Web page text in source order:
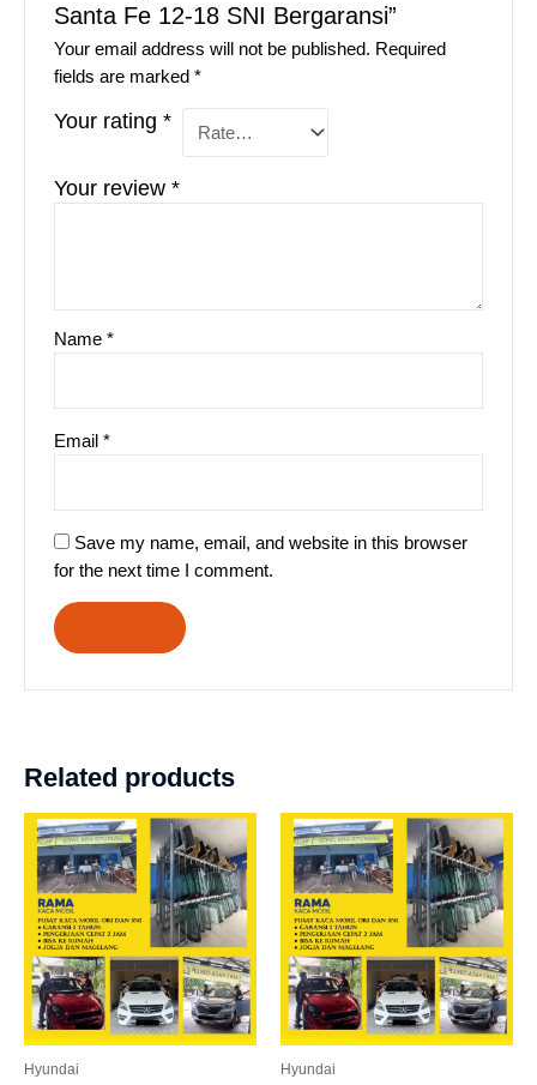
Santa Fe 12-18 SNI Bergaransi”
Your email address will not be published. Required
fields are marked*
Your rating*
Your review*
Name*
Email*
Save my name, email, and website in this browser
for the next time I comment.
Related products
Hyundai Hyundai